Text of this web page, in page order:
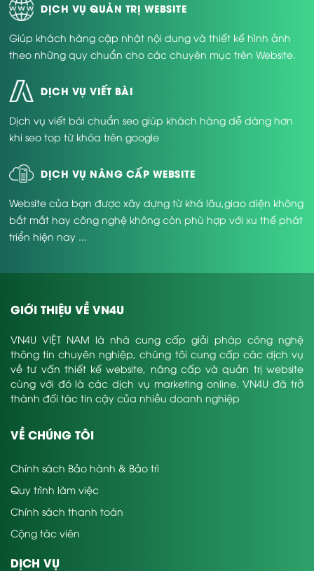
DỊCH VỤ QUẢN TRỊ WEBSITE
Giúp khách hàng cập nhật nội dung và thiết kế hình ảnh
theo những quy chuẩn cho các chuyên mục trên Website.
DỊCH VỤ VIẾT BÀI
Dịch vụ viết bài chuẩn seo giúp khách hàng dễ dàng hơn
khi seo top từ khóa trên google
DỊCH VỤ NÂNG CẤP WEBSITE
Website của bạn được xây dựng từ khá lâu,giao diện không
bắt mắt hay công nghệ không còn phù hợp với xu thế phát
triển hiện nay ...
GIỚI THIỆU VỀ VN4U
VN4U VIỆT NAM là nhà cung cấp giải pháp công nghệ
thông tin chuyên nghiệp, chúng tôi cung cấp các dịch vụ
về tư vấn thiết kế website, nâng cấp và quản trị website
cùng với đó là các dịch vụ marketing online. VN4U đã trở
thành đối tác tin cậy của nhiều doanh nghiệp
VỀ CHÚNG TÔI
Chính sách Bảo hành & Bảo trì
Quy trình làm việc
Chính sách thanh toán
Cộng tác viên
DỊCH VỤ